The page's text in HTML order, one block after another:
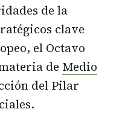
de la
clave
el Octavo
de Medio
del Pilar